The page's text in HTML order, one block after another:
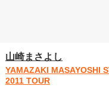
山崎まさよし
YAMAZAKI MASAYOSHI
2011 TOUR